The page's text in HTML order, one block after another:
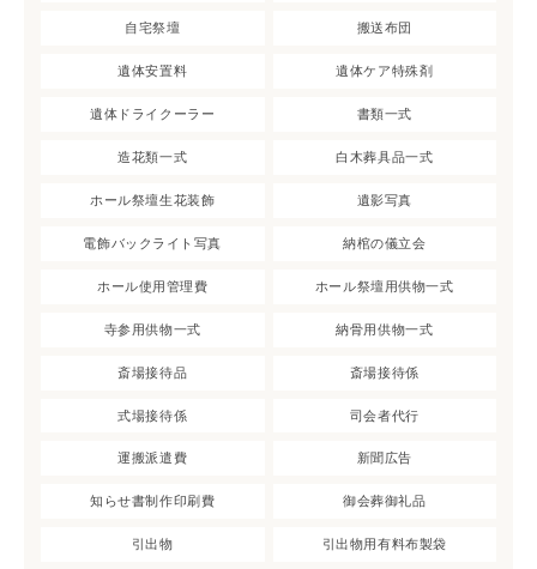
自宅祭壇 搬送布団
遺体安置料 遺体ケア特殊剤
遺体ドライクーラー 書類一式
造花類一式 白木葬具品一式
ホール祭壇生花装飾 遺影写真
電飾バックライト写真 納棺の儀立会
ホール使用管理費 ホール祭壇用供物一式
寺参用供物一式 納骨用供物一式
斎場接待品 斎場接待係
式場接待係 司会者代行
運搬派遣費 新聞広告
知らせ書制作印刷費 御会葬御礼品
引出物 引出物用有料布製袋